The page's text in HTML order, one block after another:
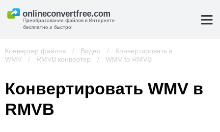
Преобразование файлов в Интернете
бесплатно и быстро!
Конвертер файлов / Видео /
Конвертировать в
WMV
/ RMVB конвертер / WMV to RMVB
Конвертировать WMV в
RMVB